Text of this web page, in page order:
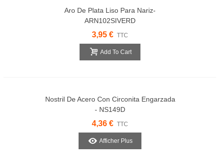
Aro De Plata Liso Para Nariz-
ARN102SIVERD
3,95 € TTC
Add To Cart
Nostril De Acero Con Circonita Engarzada
- NS149D
4,36 € TTC
Afficher Plus